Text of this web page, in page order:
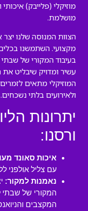
מוזיקלי (פלייבק)
מושלמת.
הצוות המנוסה שלנו
מקצועי. השתמשנו
בעיבוד המקורי של
עשיר ומדויק שיבליט את
המוזיקלי מתאים
ולאירועים בלתי נשכחים.
יתרונות
ורסנו:
איכות סאונד
עם צליל אולפני
נאמנות למקור:
המקורי של שבתי
המקצבים